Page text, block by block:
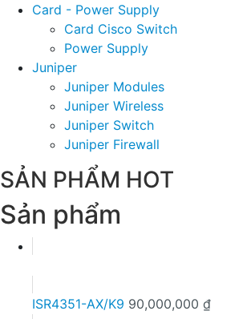
Card - Power Supply
Card Cisco Switch
Power Supply
Juniper
Juniper Modules
Juniper Wireless
Juniper Switch
Juniper Firewall
SẢN PHẨM HOT
Sản phẩm
ISR4351-AX/K9 90,000,000 ₫